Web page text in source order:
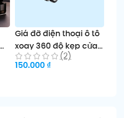
Giá đỡ điện thoại ô tô
xoay 360 độ kẹp cửa
gió chống rung XCHAT
(2)
150.000 ₫